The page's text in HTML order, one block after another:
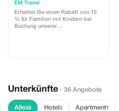
EM Travel
Erhalten Sie einen Rabatt von 15
% für Familien mit Kindern bei
Buchung unserer
Unterkünfte · 36 Angebote
Alle36 Hotel 3 Apartment1